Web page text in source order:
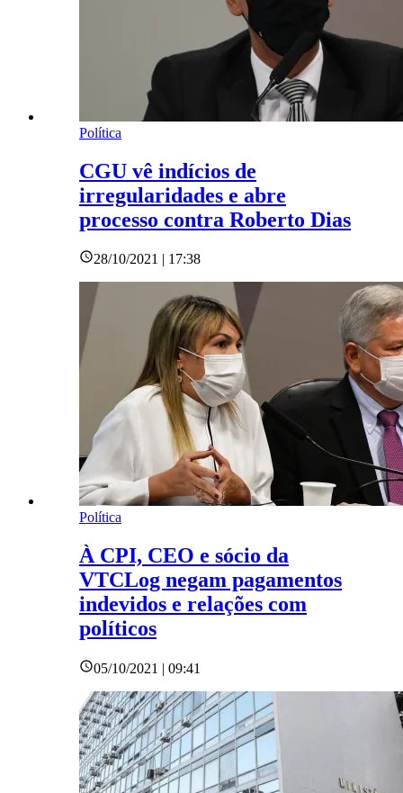
Política
CGU vê indícios de
irregularidades e abre
processo contra Roberto Dias
28/10/2021 | 17:38
Política
À CPI, CEO e sócio da
VTCLog negam pagamentos
indevidos e relações com
políticos
05/10/2021 | 09:41